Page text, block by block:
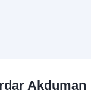
Akduman